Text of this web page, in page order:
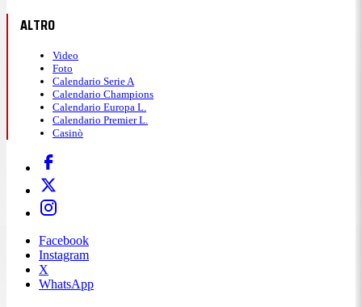
ALTRO
Video
Foto
Calendario Serie A
Calendario Champions
Calendario Europa L.
Calendario Premier L.
Casinò
Facebook
Instagram
X
WhatsApp